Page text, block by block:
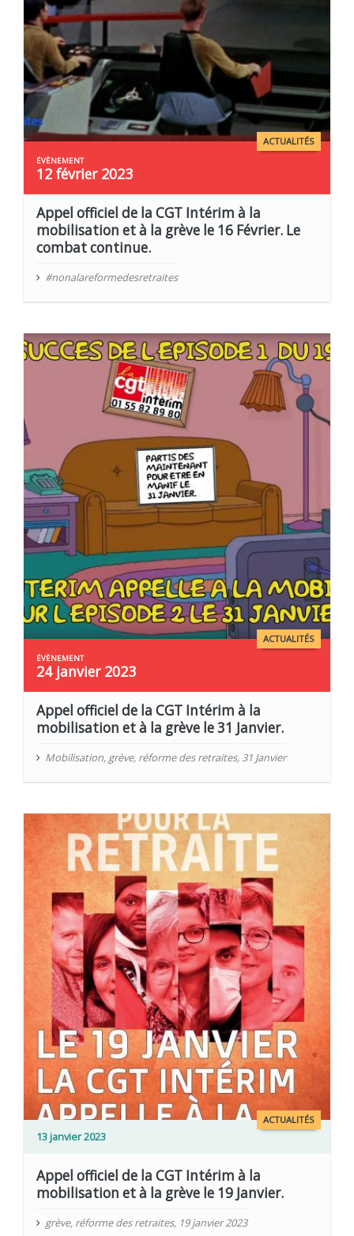
ACTUALITÉS
12 février 2023
Appel officiel de la CGT Intérim à la
mobilisation et à la grève le 16 Février. Le
combat continue.
#nonalareformedesretraites
ACTUALITÉS
24 janvier 2023
Appel officiel de la CGT Intérim à la
mobilisation et à la grève le 31 Janvier.
Mobilisation, grève, réforme des retraites, 31 Janvier
ACTUALITÉS
13 janvier 2023
Appel officiel de la CGT Intérim à la
mobilisation et à la grève le 19 Janvier.
grève, réforme des retraites, 19 janvier 2023